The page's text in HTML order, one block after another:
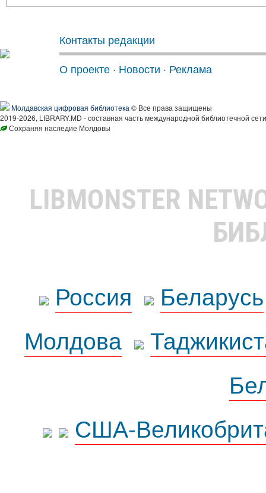
Контакты редакции
О проекте · Новости · Реклама
Молдавская цифровая библиотека © Все права защищены
2019-2026, LIBRARY.MD - составная часть международной библиотечной
Сохраняя наследие Молдовы
LIBMONSTER
Россия
Беларусь
Молдова
США-